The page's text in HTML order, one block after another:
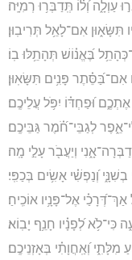
עַוְלָ֑ה וְ֝ל֗וֹ תְּֽדַבְּר֥וּ רְמִיָּֽה׃
תִּשָּׂא֑וּן אִם־לָאֵ֥ל תְּרִיבֽוּן׃
בֶּ֝אֱנ֗וֹשׁ תְּהָתֵ֥לּוּ בֽוֹ׃
אִם־בַּ֝סֵּ֗תֶר פָּנִ֥ים תִּשָּׂאֽוּן׃
וּ֝פַחְדּ֗וֹ יִפֹּ֥ל עֲלֵיכֶֽם׃
לְגַבֵּי־חֹ֝֗מֶר גַּבֵּיכֶֽם׃
וְיַעֲבֹ֖ר עָלַ֣י מָֽה׃
וְ֝נַפְשִׁ֗י אָשִׂ֥ים בְּכַפִּֽי׃
אֶל־פָּנָ֥יו אוֹכִֽיחַ׃
כִּי־לֹ֥א לְ֝פָנָ֗יו חָנֵ֥ף יָבֽוֹא׃
מִלָּתִ֑י וְ֝אַֽחֲוָתִ֗י בְּאָזְנֵיכֶֽם׃